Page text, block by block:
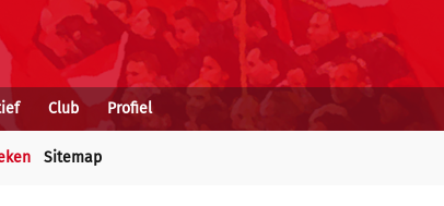
Club Profiel
Sitemap